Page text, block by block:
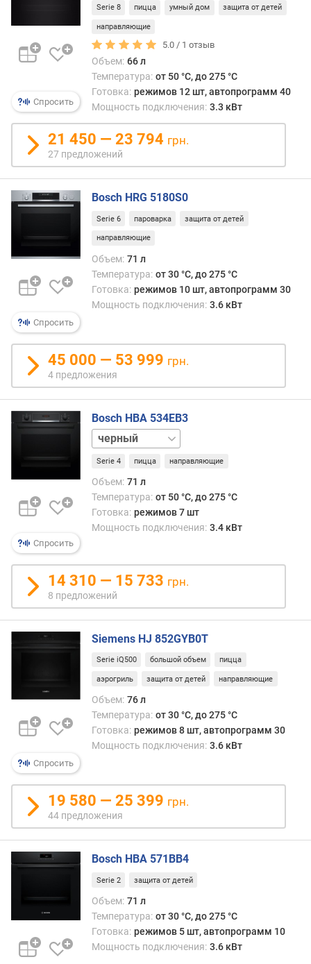
м
п
т
з
ы
в
а
м
п
о
т
д
а
в
л
е
н
и
я
о
л
и
е
с
т
в
у
п
р
е
е
н
й
о
б
ъ
е
м
л
в
ы
Спросить
Serie 8 пицца умный дом защита от детей
направляющие
5.0 / 1 отзыв
Объем: 66 л
Температура: от 50 °C, до 275 °C
Готовка: режимов 12 шт, автопрограмм 40
Мощность подключения: 3.3 кВт
21 450 — 23 794 грн.
27 предложений
Спросить
Bosch HRG 5180S0
Serie 6 пароварка защита от детей
направляющие
Объем: 71 л
Температура: от 30 °C, до 275 °C
Готовка: режимов 10 шт, автопрограмм 30
Мощность подключения: 3.6 кВт
45 000 — 53 999 грн.
4 предложения
Спросить
Bosch HBA 534EB3
нержавейка
Serie 4 пицца направляющие
Объем: 71 л
Температура: от 50 °C, до 275 °C
Готовка: режимов 7 шт
Мощность подключения: 3.4 кВт
14 310 — 15 733 грн.
8 предложений
Спросить
Siemens HJ 852GYB0T
Serie iQ500 большой объем пицца
аэрогриль защита от детей направляющие
Объем: 76 л
Температура: от 30 °C, до 275 °C
Готовка: режимов 8 шт, автопрограмм 30
Мощность подключения: 3.6 кВт
19 580 — 25 399 грн.
44 предложения
Bosch HBA 571BB4
Serie 2 защита от детей
Объем: 71 л
Температура: от 30 °C, до 275 °C
Готовка: режимов 5 шт, автопрограмм 10
Мощность подключения: 3.6 кВт